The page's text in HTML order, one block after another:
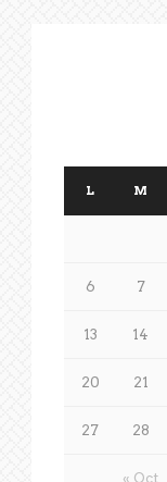
L M
« Oct
6 7
13 14
20 21
27 28